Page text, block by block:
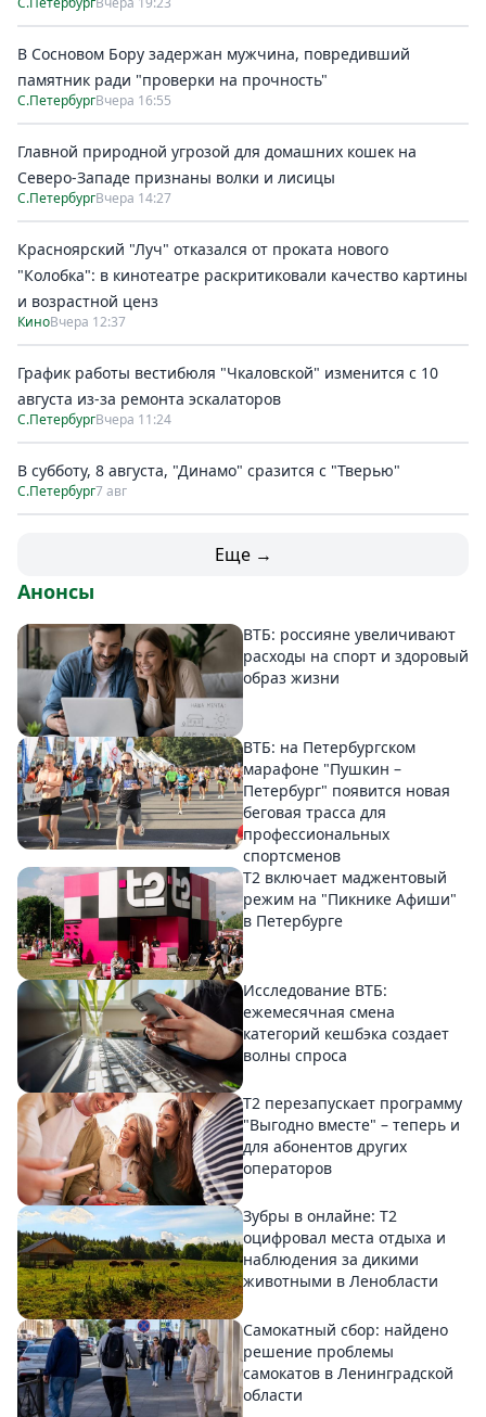
В Сосновом Бору задержан мужчина, повредивший
памятник ради "проверки на прочность"
С.ПетербургВчера 16:55
Главной природной угрозой для домашних кошек на
Северо-Западе признаны волки и лисицы
С.ПетербургВчера 14:27
Красноярский "Луч" отказался от проката нового
"Колобка": в кинотеатре раскритиковали качество картины
и возрастной ценз
КиноВчера 12:37
График работы вестибюля "Чкаловской" изменится с 10
августа из-за ремонта эскалаторов
С.ПетербургВчера 11:24
В субботу, 8 августа, "Динамо" сразится с "Тверью"
С.Петербург7 авг
Еще →
Анонсы
ВТБ: россияне увеличивают
расходы на спорт и здоровый
образ жизни
ВТБ: на Петербургском
марафоне "Пушкин –
Петербург" появится новая
беговая трасса для
профессиональных
спортсменов
Т2 включает маджентовый
режим на "Пикнике Афиши"
в Петербурге
Исследование ВТБ:
ежемесячная смена
категорий кешбэка создает
волны спроса
Т2 перезапускает программу
"Выгодно вместе" – теперь и
для абонентов других
операторов
Зубры в онлайне: Т2
оцифровал места отдыха и
наблюдения за дикими
животными в Ленобласти
Самокатный сбор: найдено
решение проблемы
самокатов в Ленинградской
области